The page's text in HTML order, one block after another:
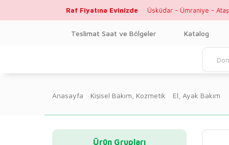
Raf Fiyatına Evinizde Üsküdar - Ümraniye -
Teslimat Saat ve Bölgeler Katalog
Anasayfa Kişisel Bakım, Kozmetik El, Ayak Bakım
Ürün Grupları